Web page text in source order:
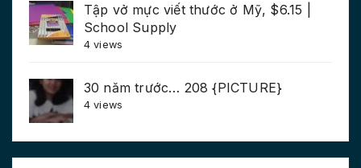
Tập vở mực viết thước ở Mỹ, $6.15 |
School Supply
4 views
30 năm trước… 208 {PICTURE}
4 views